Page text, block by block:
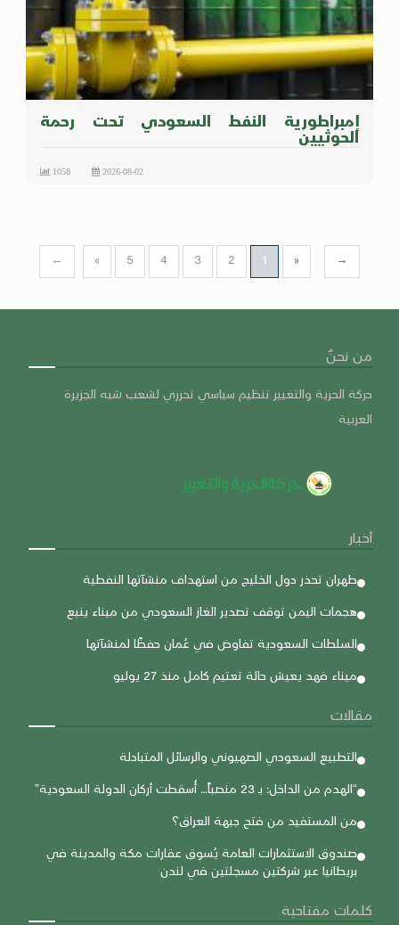
إمبراطورية النفط السعودي تحت رحمة
الحوثيين
2026-08-02
1058
→
»
1
2
3
4
5
«
←
من نحنٌ
حركة الحرية والتغيير تنظيم سياسي تحرري لشعب شبه الجزيرة
العربية
أخبار
طهران تحذر دول الخليج من استهداف منشآتها النفطية
هجمات اليمن توقف تصدير الغاز السعودي من ميناء ينبع
السلطات السعودية تفاوض في عُمان حفظًا لمنشآتها
ميناء فهد يعيش حالة تعتيم كامل منذ 27 يوليو
مقالات
التطبيع السعودي الصهيوني والرسائل المتبادلة
“الهدم من الداخل: بـ 23 منصباً… أُسقطت أركان الدولة السعودية”
من المستفيد من فتح جبهة العراق؟
صندوق الاستثمارات العامة يُسوق عقارات مكة والمدينة في
بريطانيا عبر شركتين مسجلتين في لندن
كلمات مفتاحية